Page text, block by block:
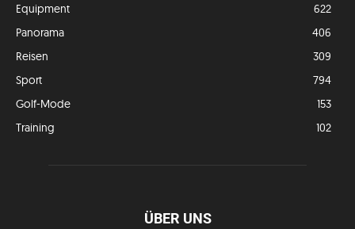
Equipment
622
Panorama
406
Reisen
309
Sport
794
Golf-Mode
153
Training
102
ÜBER UNS